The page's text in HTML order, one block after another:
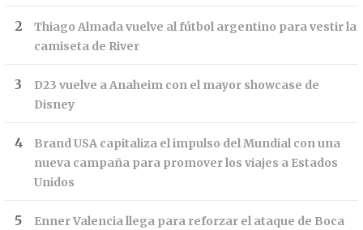
Thiago Almada vuelve al fútbol argentino para vestir la
camiseta de River
D23 vuelve a Anaheim con el mayor showcase de
Disney
Brand USA capitaliza el impulso del Mundial con una
nueva campaña para promover los viajes a Estados
Unidos
Enner Valencia llega para reforzar el ataque de Boca